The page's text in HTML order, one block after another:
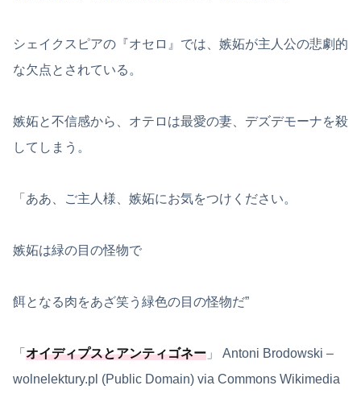
シェイクスピアの『オセロ』では、嫉妬が主人公の悲劇的
な欠点とされている。
嫉妬と不信感から、オテロは最愛の妻、デズデモーナを殺
してしまう。
「ああ、ご主人様、嫉妬にお気をつけください。
嫉妬は緑の目の怪物で
餌となる肉をあざ笑う緑色の目の怪物だ”
「 オイディプスとアンティゴネー 」 Antoni Brodowski –
wolnelektury.pl (Public Domain) via Commons Wikimedia